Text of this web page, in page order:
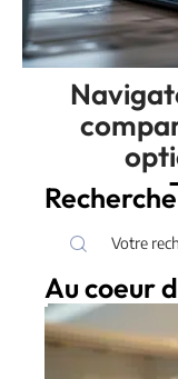
Recherche
Au coeur